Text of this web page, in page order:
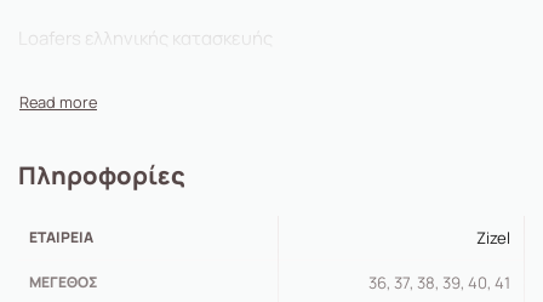
Loafers ελληνικής κατασκευής
Σόλα από λάστιχο
Πολύ μαλακά
Πληροφορίες
ΕΤΑΙΡΕΊΑ Zizel
ΜΈΓΕΘΟΣ 36, 37, 38, 39, 40, 41